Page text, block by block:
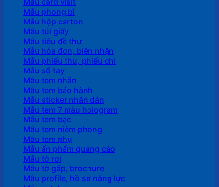
Mẫu phong bì
Mẫu hộp carton
Mẫu túi giấy
Mẫu tiêu đề thư
Mẫu hóa đơn, biên nhận
Mẫu phiếu thu, phiếu chi
Mẫu sổ tay
Mẫu tem nhãn
Mẫu tem bảo hành
Mẫu sticker nhãn dán
Mẫu tem 7 màu hologram
Mẫu tem bạc
Mẫu tem niêm phong
Mẫu tem phụ
Mẫu ấn phẩm quảng cáo
Mẫu tờ rơi
Mẫu tờ gấp, brochure
Mẫu profile, hồ sơ năng lực